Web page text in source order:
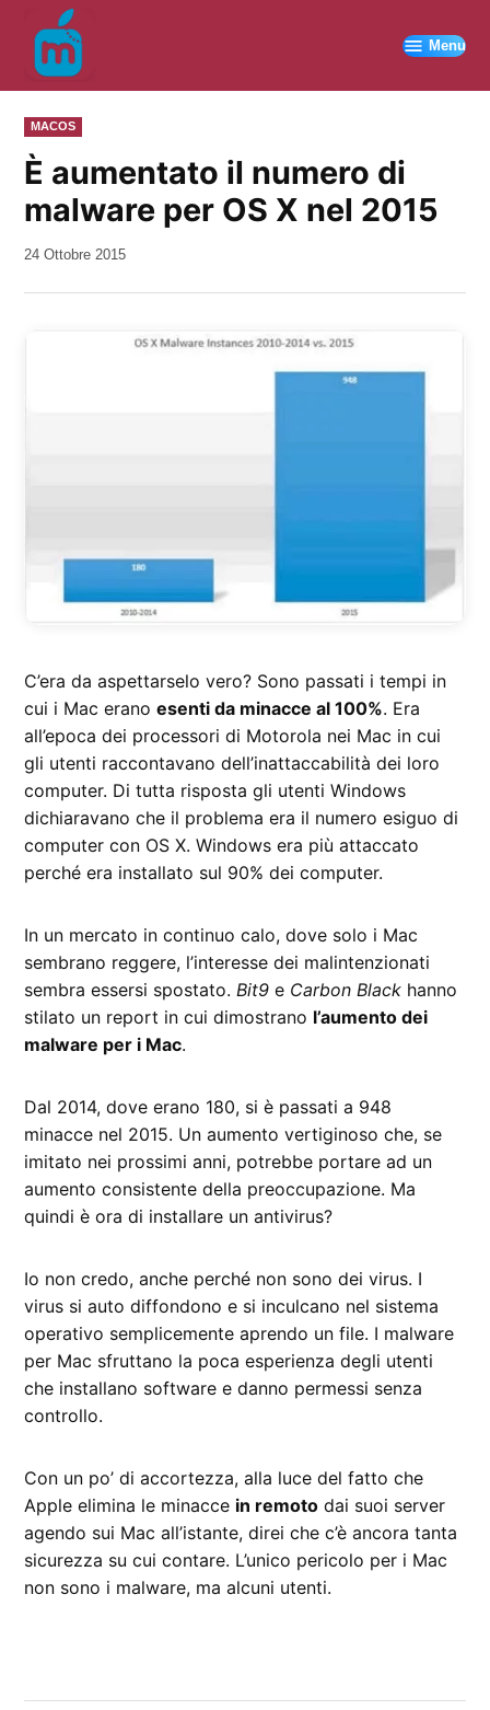
contenuto
Menu
PUBBLICATO
IN
MACOS
È aumentato il numero di
malware per OS X nel 2015
da
24 Ottobre 2015
C’era da aspettarselo vero? Sono passati i tempi in
cui i Mac eranoesenti da minacce al 100%. Era
all’epoca dei processori di Motorola nei Mac in cui
gli utenti raccontavano dell’inattaccabilità dei loro
computer. Di tutta risposta gli utenti Windows
dichiaravano che il problema era il numero esiguo di
computer con OS X. Windows era più attaccato
perché era installato sul 90% dei computer.
In un mercato in continuo calo, dove solo i Mac
sembrano reggere, l’interesse dei malintenzionati
sembra essersi spostato. Bit9 e Carbon Black hanno
stilato un report in cui dimostrano l’aumento dei
malware per i Mac.
Dal 2014, dove erano 180, si è passati a 948
minacce nel 2015. Un aumento vertiginoso che, se
imitato nei prossimi anni, potrebbe portare ad un
aumento consistente della preoccupazione. Ma
quindi è ora di installare un antivirus?
Io non credo, anche perché non sono dei virus. I
virus si auto diffondono e si inculcano nel sistema
operativo semplicemente aprendo un file. I malware
per Mac sfruttano la poca esperienza degli utenti
che installano software e danno permessi senza
controllo.
Con un po’ di accortezza, alla luce del fatto che
Apple elimina le minacce in remoto dai suoi server
agendo sui Mac all’istante, direi che c’è ancora tanta
sicurezza su cui contare. L’unico pericolo per i Mac
non sono i malware, ma alcuni utenti.